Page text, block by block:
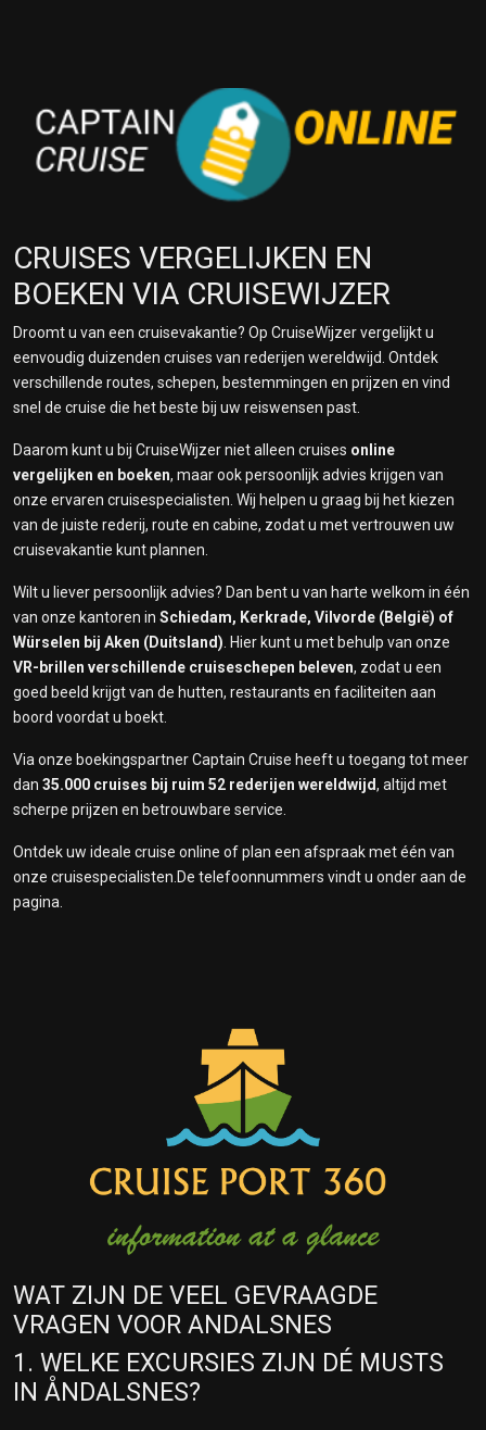
CRUISES VERGELIJKEN EN
BOEKEN VIA CRUISEWIJZER
Droomt u van een cruisevakantie? Op CruiseWijzer vergelijkt u
eenvoudig duizenden cruises van rederijen wereldwijd. Ontdek
verschillende routes, schepen, bestemmingen en prijzen en vind
snel de cruise die het beste bij uw reiswensen past.
Daarom kunt u bij CruiseWijzer niet alleen cruises online
vergelijken en boeken, maar ook persoonlijk advies krijgen van
onze ervaren cruisespecialisten. Wij helpen u graag bij het kiezen
van de juiste rederij, route en cabine, zodat u met vertrouwen uw
cruisevakantie kunt plannen.
Wilt u liever persoonlijk advies? Dan bent u van harte welkom in één
van onze kantoren in Schiedam, Kerkrade, Vilvorde (België) of
Würselen bij Aken (Duitsland). Hier kunt u met behulp van onze
VR-brillen verschillende cruiseschepen beleven, zodat u een
goed beeld krijgt van de hutten, restaurants en faciliteiten aan
boord voordat u boekt.
Via onze boekingspartner Captain Cruise heeft u toegang tot meer
dan 35.000 cruises bij ruim 52 rederijen wereldwijd, altijd met
scherpe prijzen en betrouwbare service.
Ontdek uw ideale cruise online of plan een afspraak met één van
onze cruisespecialisten.De telefoonnummers vindt u onder aan de
pagina.
WAT ZIJN DE VEEL GEVRAAGDE
VRAGEN VOOR ANDALSNES
1. WELKE EXCURSIES ZIJN DÉ MUSTS
IN ÅNDALSNES?